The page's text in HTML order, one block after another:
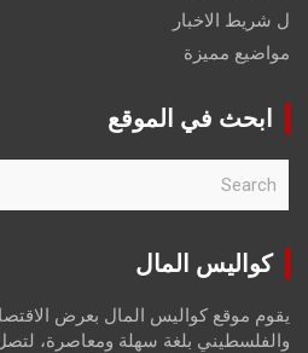
ل شريط الاخبار
مواضيع مميزة
ابحث في الموقع
r
كواليس المال
يقوم موقع كواليس المال بعرض
والفلسطيني بلغة سهلة ومعاصرة،